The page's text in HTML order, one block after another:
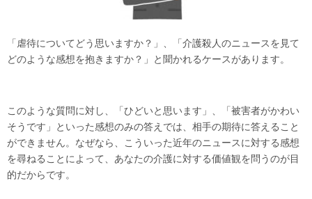
「虐待についてどう思いますか？」、「介護殺人のニュースを見て
どのような感想を抱きますか？」と聞かれるケースがあります。
このような質問に対し、「ひどいと思います」、「被害者がかわい
そうです」といった感想のみの答えでは、相手の期待に答えること
ができません。なぜなら、こういった近年のニュースに対する感想
を尋ねることによって、あなたの介護に対する価値観を問うのが目
的だからです。